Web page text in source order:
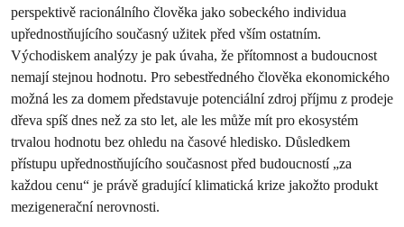
perspektivě racionálního člověka jako sobeckého individua
upřednostňujícího současný užitek před vším ostatním.
Východiskem analýzy je pak úvaha, že přítomnost a budoucnost
nemají stejnou hodnotu. Pro sebestředného člověka ekonomického
možná les za domem představuje potenciální zdroj příjmu z prodeje
dřeva spíš dnes než za sto let, ale les může mít pro ekosystém
trvalou hodnotu bez ohledu na časové hledisko. Důsledkem
přístupu upřednostňujícího současnost před budoucností „za
každou cenu“ je právě gradující klimatická krize jakožto produkt
mezigenerační nerovnosti.